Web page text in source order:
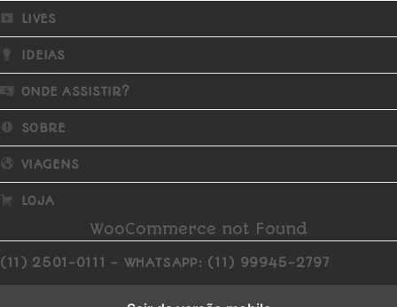
LIVES
IDEIAS
ONDE ASSISTIR?
SOBRE
VIAGENS
LOJA
WooCommerce not Found
(11) 2501-0111 - WHATSAPP: (11) 99945-2797